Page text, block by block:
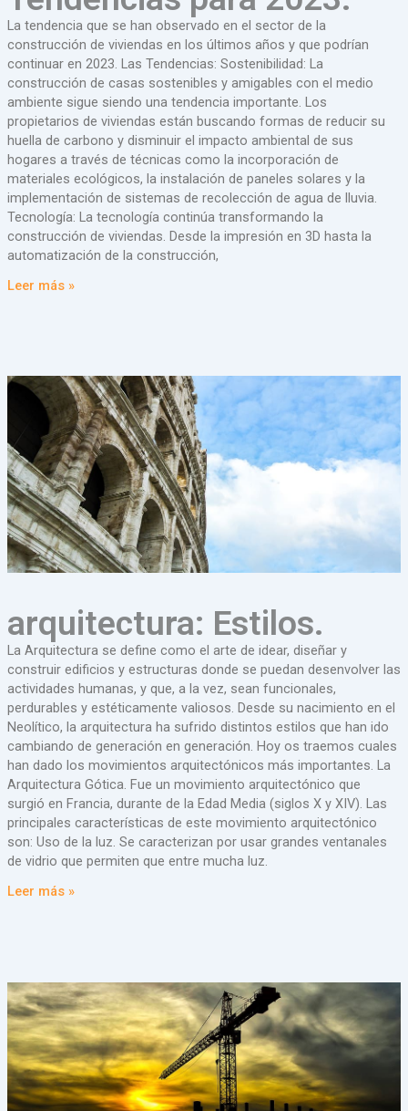
La tendencia que se han observado en el sector de la
construcción de viviendas en los últimos años y que podrían
continuar en 2023. Las Tendencias: Sostenibilidad: La
construcción de casas sostenibles y amigables con el medio
ambiente sigue siendo una tendencia importante. Los
propietarios de viviendas están buscando formas de reducir su
huella de carbono y disminuir el impacto ambiental de sus
hogares a través de técnicas como la incorporación de
materiales ecológicos, la instalación de paneles solares y la
implementación de sistemas de recolección de agua de lluvia.
Tecnología: La tecnología continúa transformando la
construcción de viviendas. Desde la impresión en 3D hasta la
automatización de la construcción,
Leer más »
arquitectura: Estilos.
La Arquitectura se define como el arte de idear, diseñar y
construir edificios y estructuras donde se puedan desenvolver las
actividades humanas, y que, a la vez, sean funcionales,
perdurables y estéticamente valiosos. Desde su nacimiento en el
Neolítico, la arquitectura ha sufrido distintos estilos que han ido
cambiando de generación en generación. Hoy os traemos cuales
han dado los movimientos arquitectónicos más importantes. La
Arquitectura Gótica. Fue un movimiento arquitectónico que
surgió en Francia, durante de la Edad Media (siglos X y XIV). Las
principales características de este movimiento arquitectónico
son: Uso de la luz. Se caracterizan por usar grandes ventanales
de vidrio que permiten que entre mucha luz.
Leer más »